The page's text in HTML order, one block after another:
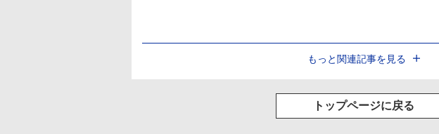
もっと関連記事を見る
トップページに戻る